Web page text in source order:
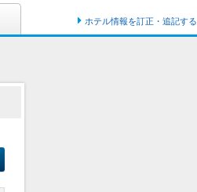
ホテル情報を訂正・追記する